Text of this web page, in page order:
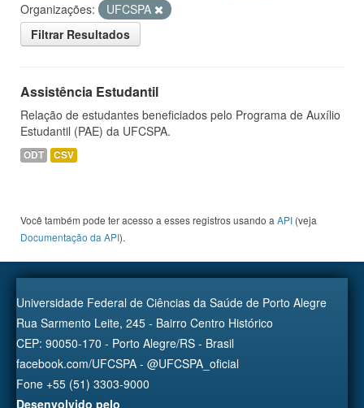
Organizações:
UFCSPA
Filtrar Resultados
Assistência Estudantil
Relação de estudantes beneficiados pelo Programa de Auxílio
Estudantil (PAE) da UFCSPA.
ODT CSV
Você também pode ter acesso a esses registros usando a API (veja
Documentação da API).
Universidade Federal de Ciências da Saúde de Porto Alegre
Rua Sarmento Leite, 245 - Bairro Centro Histórico
CEP: 90050-170 - Porto Alegre/RS - Brasil
facebook.com/UFCSPA - @UFCSPA_oficial
Fone +55 (51) 3303-9000
Desenvolvido pelo